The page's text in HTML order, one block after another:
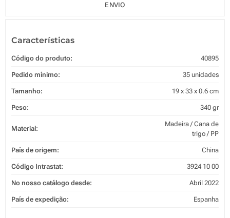
ENVIO
Características
Código do produto: 40895
Pedido mínimo: 35 unidades
Tamanho: 19 x 33 x 0.6 cm
Peso: 340 gr
Material:
Madeira / Cana de
trigo / PP
País de origem: China
Código Intrastat: 3924 10 00
No nosso catálogo desde: Abril 2022
País de expedição: Espanha